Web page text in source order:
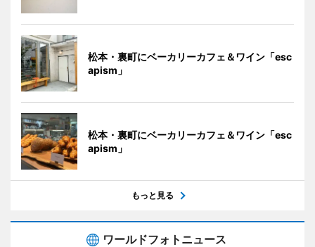
松本・裏町にベーカリーカフェ＆ワイン「esc
apism」
松本・裏町にベーカリーカフェ＆ワイン「esc
apism」
もっと見る
ワールドフォトニュース